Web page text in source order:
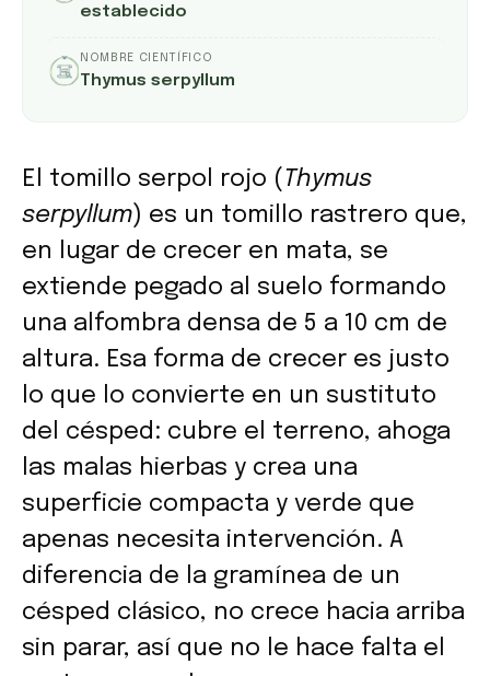
establecido
NOMBRE CIENTÍFICO
Thymus serpyllum
El tomillo serpol rojo ( Thymus
serpyllum) es un tomillo rastrero que,
en lugar de crecer en mata, se
extiende pegado al suelo formando
una alfombra densa de 5 a 10 cm de
altura. Esa forma de crecer es justo
lo que lo convierte en un sustituto
del césped: cubre el terreno, ahoga
las malas hierbas y crea una
superficie compacta y verde que
apenas necesita intervención. A
diferencia de la gramínea de un
césped clásico, no crece hacia arriba
sin parar, así que no le hace falta el